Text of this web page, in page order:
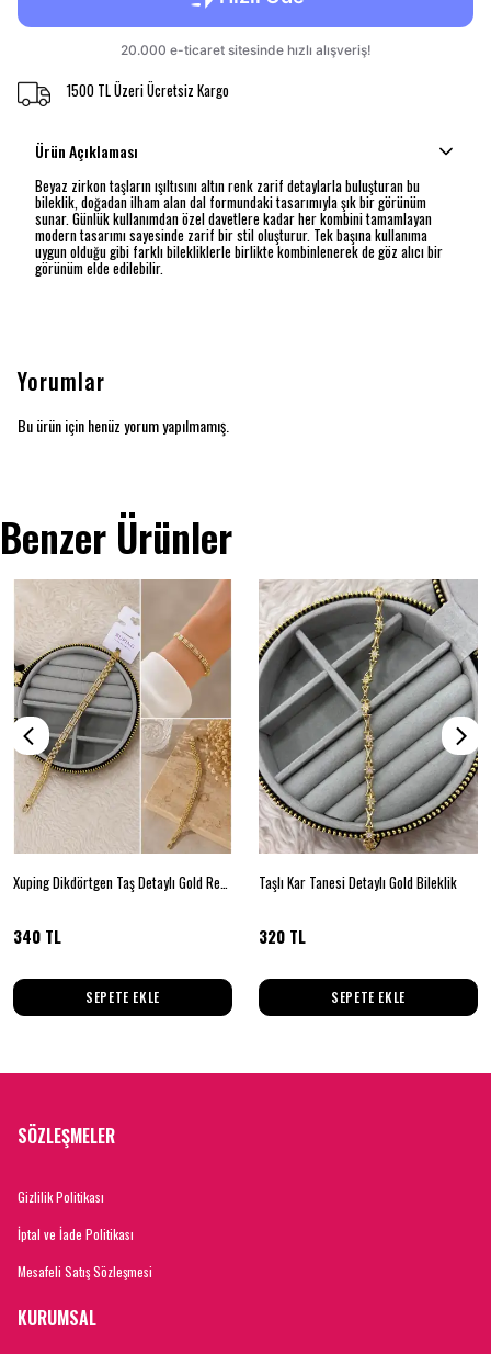
1500 TL Üzeri Ücretsiz Kargo
Ürün Açıklaması
Beyaz zirkon taşların ışıltısını altın renk zarif detaylarla buluşturan bu
bileklik, doğadan ilham alan dal formundaki tasarımıyla şık bir görünüm
sunar. Günlük kullanımdan özel davetlere kadar her kombini tamamlayan
modern tasarımı sayesinde zarif bir stil oluşturur. Tek başına kullanıma
uygun olduğu gibi farklı bilekliklerle birlikte kombinlenerek de göz alıcı bir
görünüm elde edilebilir.
Yorumlar
Bu ürün için henüz yorum yapılmamış.
Benzer Ürünler
Xuping Dikdörtgen Taş Detaylı Gold Renk Bileklik
340 TL
SEPETE EKLE
Taşlı Kar Tanesi Detaylı Gold Bileklik
320 TL
SEPETE EKLE
SÖZLEŞMELER
Gizlilik Politikası
İptal ve İade Politikası
Mesafeli Satış Sözleşmesi
KURUMSAL